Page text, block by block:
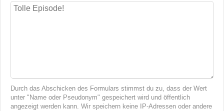
Durch das Abschicken des Formulars stimmst du zu, dass der Wert
unter "Name oder Pseudonym" gespeichert wird und öffentlich
angezeigt werden kann. Wir speichern keine IP-Adressen oder andere